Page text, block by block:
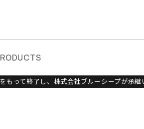
って終了し、株式会社ブルーシープが承継